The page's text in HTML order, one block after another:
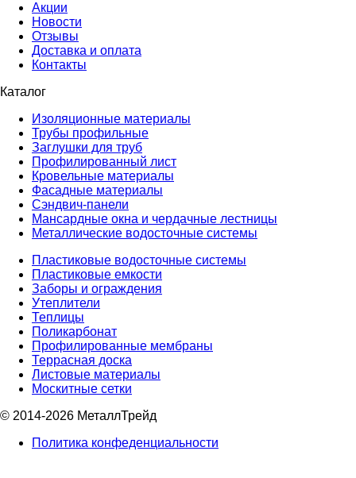
Акции
Новости
Отзывы
Доставка и оплата
Контакты
Каталог
Изоляционные материалы
Трубы профильные
Заглушки для труб
Профилированный лист
Кровельные материалы
Фасадные материалы
Сэндвич-панели
Мансардные окна и чердачные лестницы
Металлические водосточные системы
Пластиковые водосточные системы
Пластиковые емкости
Заборы и ограждения
Утеплители
Теплицы
Поликарбонат
Профилированные мембраны
Террасная доска
Листовые материалы
Москитные сетки
© 2014-2026 МеталлТрейд
Политика конфеденциальности